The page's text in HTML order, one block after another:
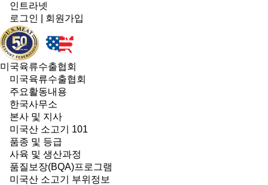
인트라넷
로그인
회원가입
미국육류수출협회
미국육류수출협회
주요활동내용
한국사무소
본사 및 지사
미국산 소고기 101
품종 및 등급
사육 및 생산과정
품질보장(BQA)프로그램
미국산 소고기 부위정보